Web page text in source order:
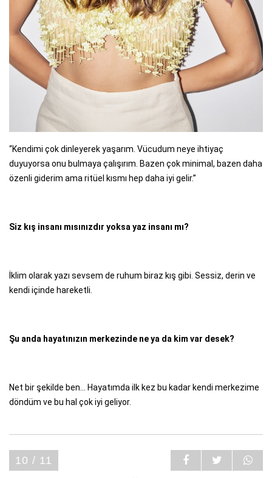
“Kendimi çok dinleyerek yaşarım. Vücudum neye ihtiyaç
duyuyorsa onu bulmaya çalışırım. Bazen çok minimal, bazen daha
özenli giderim ama ritüel kısmı hep daha iyi gelir.”
Siz kış insanı mısınızdır yoksa yaz insanı mı?
İklim olarak yazı sevsem de ruhum biraz kış gibi. Sessiz, derin ve
kendi içinde hareketli.
Şu anda hayatınızın merkezinde ne ya da kim var desek?
Net bir şekilde ben... Hayatımda ilk kez bu kadar kendi merkezime
döndüm ve bu hal çok iyi geliyor.
10 / 11